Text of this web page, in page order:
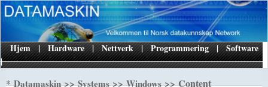
|
Hjem | Hardware | Nettverk | Programmering | Software
*Datamaskin>>Systems>>Windows>> Content